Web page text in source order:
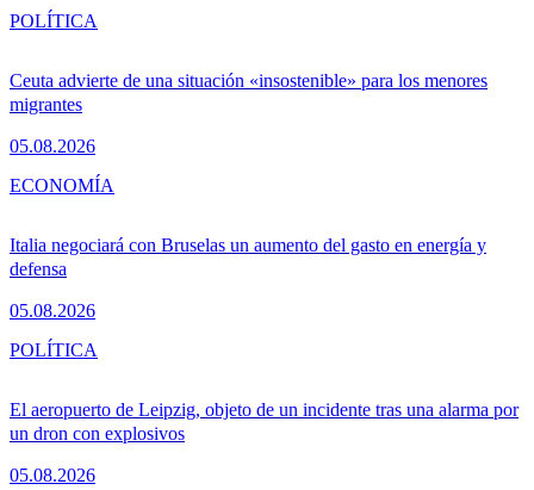
Ceuta advierte de una situación «insostenible» para los menores
migrantes
05.08.2026
POLÍTICA
Italia negociará con Bruselas un aumento del gasto en energía y
defensa
05.08.2026
ECONOMÍA
El aeropuerto de Leipzig, objeto de un incidente tras una alarma por
un dron con explosivos
05.08.2026
POLÍTICA